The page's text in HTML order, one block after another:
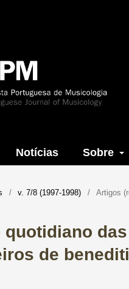
Notícias Sobre
/ v. 7/8 (1997-1998) / Artigos
quotidiano
de